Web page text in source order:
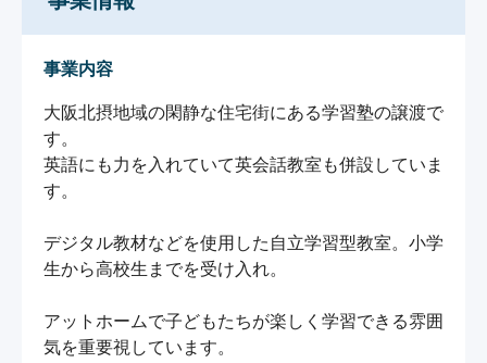
事業内容
大阪北摂地域の閑静な住宅街にある学習塾の譲渡で
す。
英語にも力を入れていて英会話教室も併設していま
す。
デジタル教材などを使用した自立学習型教室。小学
生から高校生までを受け入れ。
アットホームで子どもたちが楽しく学習できる雰囲
気を重要視しています。